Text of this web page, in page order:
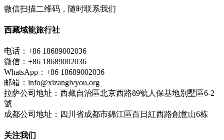
微信扫描二维码，随时联系我们
西藏域龍旅行社
电话：+86 18689002036
微信：+86 18689002036
WhatsApp：+86 18689002036
邮箱：info@xizanglvyou.org
拉萨公司地址：西藏自治區北京西路89號人保基地別墅區6-2
號
成都公司地址：四川省成都市錦江區百日紅西路創意山6栋
关注我们